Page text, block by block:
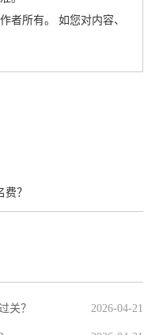
者所有。 如您对内容、
？
2026-04-21
关？